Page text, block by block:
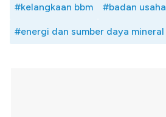
#kelangkaan bbm #badan usaha
#energi dan sumber daya mineral